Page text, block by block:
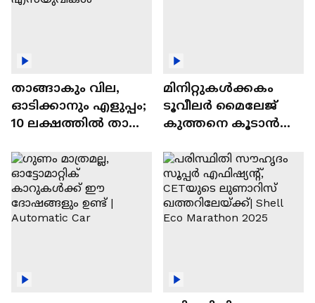
താങ്ങാകും വില,
ഓടിക്കാനും എളുപ്പം;
10 ലക്ഷത്തിൽ താഴെ
ഓട്ടോമാറ്റിക്ക്
എസ്‍യുവികൾ
മിനിറ്റുകൾക്കകം
ടൂവീലർ മൈലേജ്
കുത്തനെ കൂടാൻ